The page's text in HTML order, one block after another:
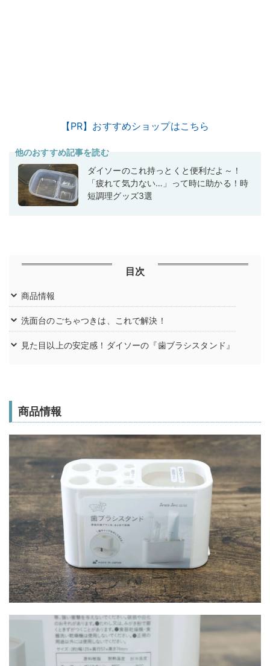
【PR】おすすめショップはこちら
他のおすすめ記事を読む
ダイソーのこれ持っとくと便利だよ～！
「疲れて気力ない…」って時に助かる！時
短調理グッズ3選
目次
商品情報
洗面台のごちゃつきは、これで解決！
見た目以上の安定感！ダイソーの『歯ブラシスタンド』
商品情報